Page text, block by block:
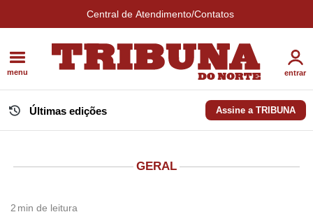
Central de Atendimento/Contatos
menu entrar
Últimas edições Assine a TRIBUNA
GERAL
2 min de leitura